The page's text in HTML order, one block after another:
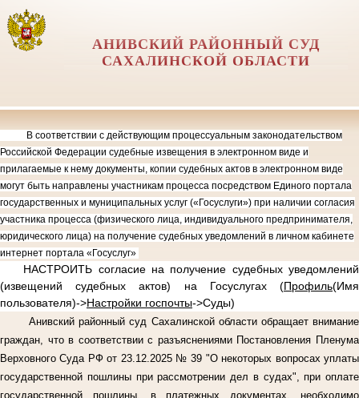
АНИВСКИЙ РАЙОННЫЙ СУД
САХАЛИНСКОЙ ОБЛАСТИ
В соответствии с действующим процессуальным законодательством
Российской Федерации судебные извещения в электронном виде и
прилагаемые к нему документы, копии судебных актов в электронном виде
могут быть направлены участникам процесса посредством Единого портала
государственных и муниципальных услуг («Госуслуги») при наличии согласия
участника процесса (физического лица, индивидуального предпринимателя,
юридического лица) на получение судебных уведомлений в личном кабинете
интернет портала «Госуслуг»
НАСТРОИТЬ согласие на получение судебных уведомлений
(извещений судебных актов) на Госуслугах (Профиль(Имя
пользователя)->Настройки госпочты->Суды)
Анивский районный суд Сахалинской области обращает внимание
граждан, что в соответствии с разъяснениями Постановления Пленума
Верховного Суда РФ от 23.12.2025 № 39 "О некоторых вопросах уплаты
государственной пошлины при рассмотрении дел в судах", при оплате
государственной пошлины, в платежных документах, необходимо